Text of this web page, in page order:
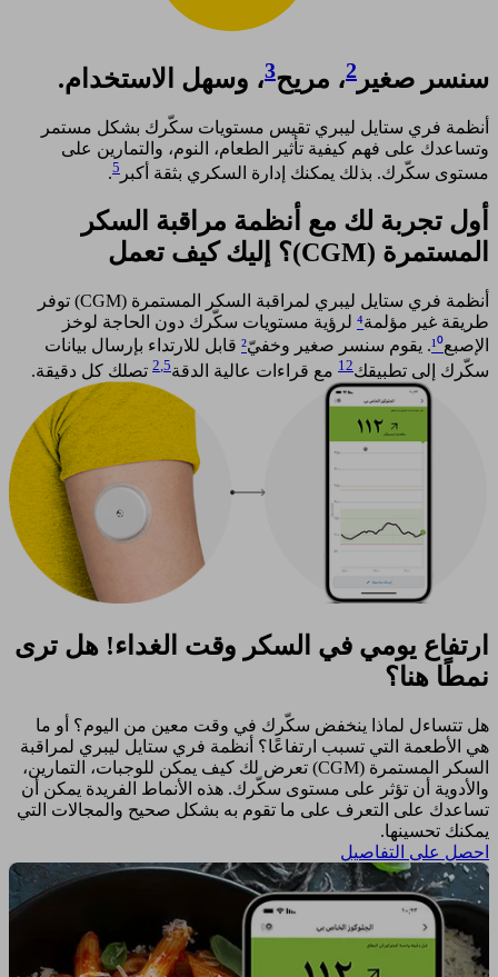
سنسر صغير 2، مريح3، وسهل الاستخدام.
أنظمة فري ستايل ليبري تقيس مستويات سكّرك بشكل مستمر
وتساعدك على فهم كيفية تأثير الطعام، النوم، والتمارين على
مستوى سكّرك. بذلك يمكنك إدارة السكري بثقة أكبر 5
. ​
أول تجربة لك مع أنظمة مراقبة السكر
المستمرة (CGM)؟ إليك كيف تعمل​
أنظمة فري ستايل ليبري لمراقبة السكر المستمرة (CGM) توفر
طريقة غير مؤلمة⁴ لرؤية مستويات سكّرك دون الحاجة لوخز
الإصبع¹⁰. يقوم سنسر صغير وخفيّ² قابل للارتداء بإرسال بيانات
سكّرك إلى تطبيقك12 مع قراءات عالية الدقة 2,5 تصلك كل دقيقة.​
ارتفاع يومي في السكر وقت الغداء! هل ترى
نمطًا هنا؟
هل تتساءل لماذا ينخفض سكّرك في وقت معين من اليوم؟ أو ما
هي الأطعمة التي تسبب ارتفاعًا؟ أنظمة فري ستايل ليبري لمراقبة
السكر المستمرة (CGM) تعرض لك كيف يمكن للوجبات، التمارين،
والأدوية أن تؤثر على مستوى سكّرك. هذه الأنماط الفريدة يمكن أن
تساعدك على التعرف على ما تقوم به بشكل صحيح والمجالات التي
يمكنك تحسينها. ​
احصل على التفاصيل